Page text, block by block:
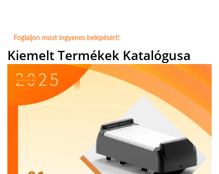
Foglaljon most ingyenes belépésért!
Kiemelt Termékek Katalógusa